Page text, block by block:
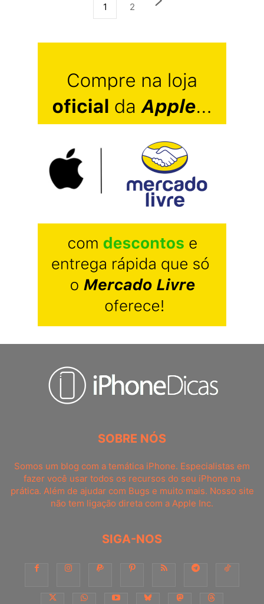
1 2
SOBRE NÓS
Somos um blog com a temática iPhone. Especialistas em
fazer você usar todos os recursos do seu iPhone na
prática. Além de ajudar com Bugs e muito mais. Nosso site
não tem ligação direta com a Apple Inc.
SIGA-NOS